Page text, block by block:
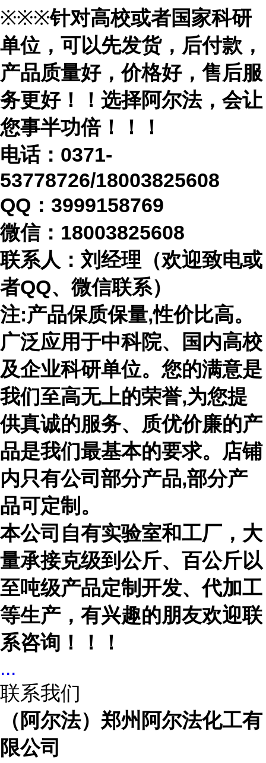
※※※针对高校或者国家科研
单位，可以先发货，后付款，
产品质量好，价格好，售后服
务更好！！选择阿尔法，会让
您事半功倍！！！
电话： 0371-
53778726/18003825608
QQ：3999158769
微信： 18003825608
联系人：刘经理（欢迎致电或
者QQ、微信联系）
注:产品保质保量,性价比高。
广泛应用于中科院、国内高校
及企业科研单位。您的满意是
我们至高无上的荣誉,为您提
供真诚的服务、质优价廉的产
品是我们最基本的要求。店铺
内只有公司部分产品,部分产
品可定制。
本公司自有实验室和工厂，大
量承接克级到公斤、百公斤以
至吨级产品定制开发、代加工
等生产，有兴趣的朋友欢迎联
系咨询！！！
...
联系我们
（阿尔法）郑州阿尔法化工有
限公司